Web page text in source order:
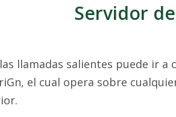
Servidor
llamadas salientes puede ir
el cual opera sobre